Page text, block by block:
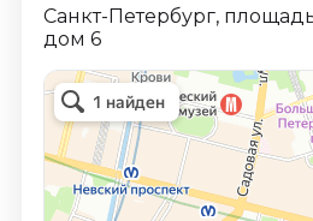
Санкт-Петербург,
дом 6